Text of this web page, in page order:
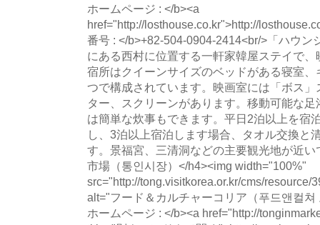
ホームページ : </b><a
href="http://losthouse.co.kr">http://
番号 : </b>+82-504-0904-2414<br/>「ハウン
にある西村に位置する一軒家韓屋ステイで
宿所はクイーンサイズのベッドがある寝室
つで構成されています。映画室には「ボス
ター、スクリーンがあります。移動可能な
は簡単な炊事もできます。平日2泊以上を宿
し、3泊以上宿泊します場合、タオル交換と
す。景福宮、三清洞などの主要観光地が近
市場（통인시장）</h4><img width="100%"
src="http://tong.visitkorea.or.kr/cms/resource/
alt="フード＆カルチャーコリア（푸드앤컬쳐
ホームページ : </b><a href="http://